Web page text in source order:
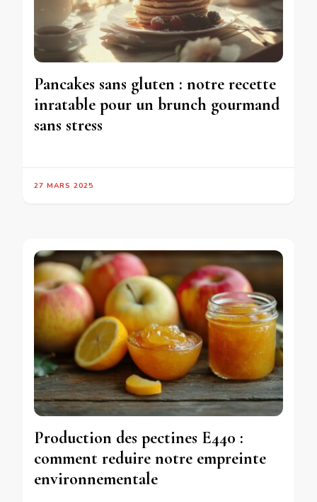
Pancakes sans gluten : notre recette
inratable pour un brunch gourmand
sans stress
27 MARS 2025
Production des pectines E440 :
comment reduire notre empreinte
environnementale